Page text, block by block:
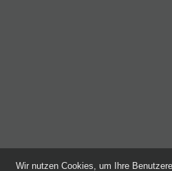
Wir nutzen Cookies, um Ihre